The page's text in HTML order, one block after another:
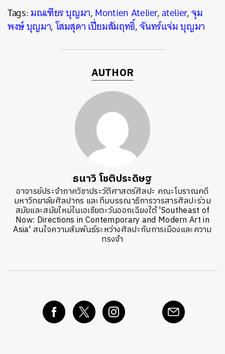
Tags:มณเฑียร บุญมา,Montien Atelier,atelier,จุม
พงษ์ บุญมา,โสมสุดา เปี่ยมสัมฤทธิ์,จันทร์แจ่ม บุญมา
AUTHOR
ธนาวิ โชติประดิษฐ
อาจารย์ประจำภาควิชาประวัติศาสตร์ศิลปะ คณะโบราณคดี
มหาวิทยาลัยศิลปากร และทีมบรรณาธิการวารสารศิลปะร่วม
สมัยและสมัยใหม่ในเอเชียตะวันออกเฉียงใต้ 'Southeast of
Now: Directions in Contemporary and Modern Art in
Asia' สนใจความสัมพันธ์ระหว่างศิลปะกับการเมืองและความ
ทรงจำ